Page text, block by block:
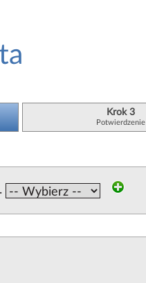
Krok 3
Potwierdzenie
.